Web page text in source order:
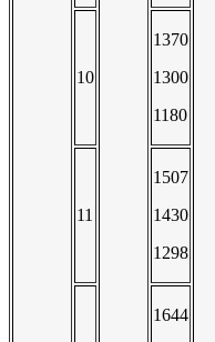
10
1370
1300
1180
11
1507
1430
1298
1644